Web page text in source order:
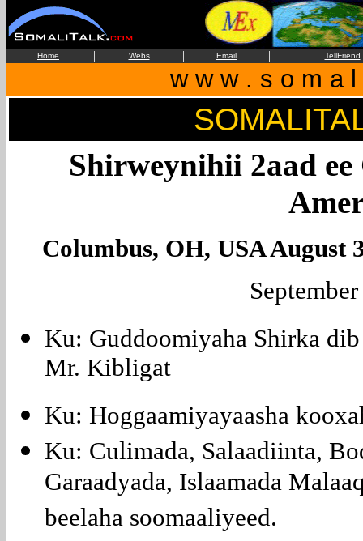
Home | Webs | Email | TellFriend
w w w . s o m a
Shirweynihii 2aad
Columbus, OH, USA August
Ku: Guddoomiyaha Shirka
Mr. Kibligat
Ku: Hoggaamiyayaasha
Ku: Culimada, Salaadiinta,
Garaadyada, Islaamada
beelaha soomaaliyeed.